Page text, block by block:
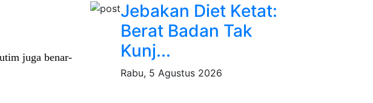
juga benar-
Jebakan Diet Ketat:
Berat Badan Tak
Kunj...
Rabu, 5 Agustus 2026